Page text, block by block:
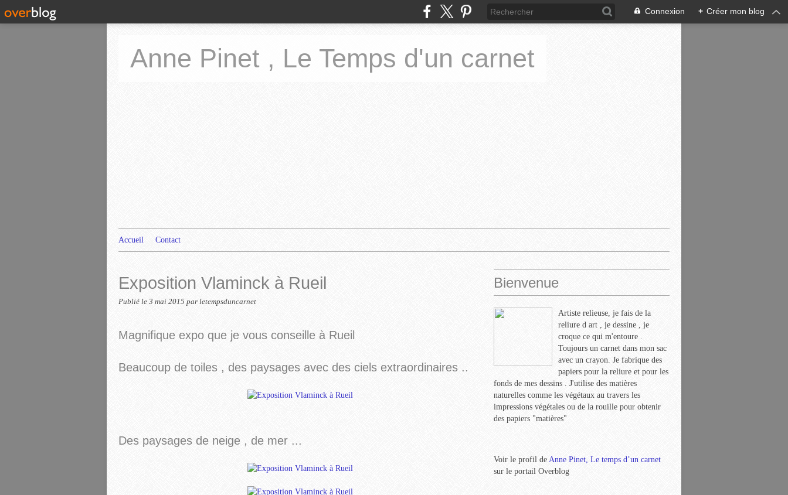
Connexion + Créer mon blog
Anne Pinet , Le Temps d'un carnet
Accueil Contact
Exposition Vlaminck à Rueil
Publié le 3 mai 2015 par letempsduncarnet
Magnifique expo que je vous conseille à Rueil
Beaucoup de toiles , des paysages avec des ciels extraordinaires ..
Des paysages de neige , de mer ...
Bienvenue
Artiste relieuse, je fais de la
reliure d art , je dessine , je
croque ce qui m'entoure .
Toujours un carnet dans mon sac
avec un crayon. Je fabrique des
papiers pour la reliure et pour les
fonds de mes dessins . J'utilise des matières
naturelles comme les végétaux au travers les
impressions végétales ou de la rouille pour obtenir
des papiers "matières"
Voir le profil de Anne Pinet, Le temps d’un carnet
sur le portail Overblog